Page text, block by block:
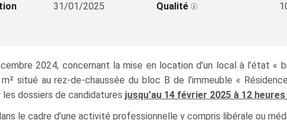
31/01/2025 Qualité
2024, concernant la mise en location d’un local à l’état
situé au rez‑de‑chaussée du bloc B de l’immeuble «
les dossiers de candidatures jusqu’au 14 février 2025 à 12
le cadre d’une activité professionnelle y compris libérale ou